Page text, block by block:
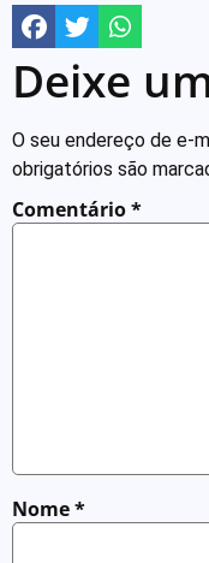
Deixe
O seu endereço de e-
obrigatórios são
Comentário*
Nome*